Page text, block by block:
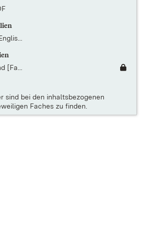
[Fa...
sind bei den inhaltsbezogenen
Faches zu finden.